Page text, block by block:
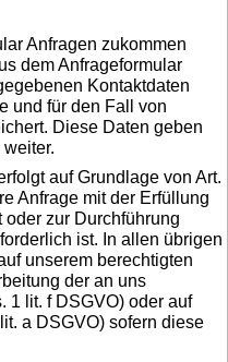
Anfragen zukommen
dem Anfrageformular
Kontaktdaten
und für den Fall von
Diese Daten geben
auf Grundlage von Art.
Anfrage mit der Erfüllung
zur Durchführung
ist. In allen übrigen
unserem berechtigten
der an uns
1 lit. f DSGVO) oder auf
a DSGVO) sofern diese